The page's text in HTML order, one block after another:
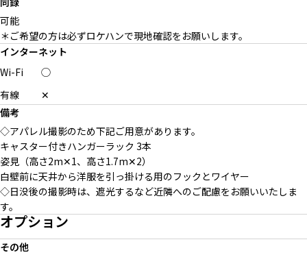
可能
＊ご希望の方は必ずロケハンで現地確認をお願いします。
インターネット
Wi-Fi
◯
有線
✕
備考
◇アパレル撮影のため下記ご用意があります。
キャスター付きハンガーラック 3本
姿見（高さ2m✕1、高さ1.7m✕2）
白壁前に天井から洋服を引っ掛ける用のフックとワイヤー
◇日没後の撮影時は、遮光するなど近隣へのご配慮をお願いいたしま
す。
オプション
その他